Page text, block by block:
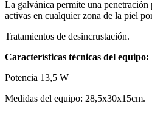
La galvánica permite una penetración
activas en cualquier zona de la piel
Tratamientos de desincrustación.
Características técnicas del equipo:
Potencia 13,5 W
Medidas del equipo: 28,5x30x15cm.